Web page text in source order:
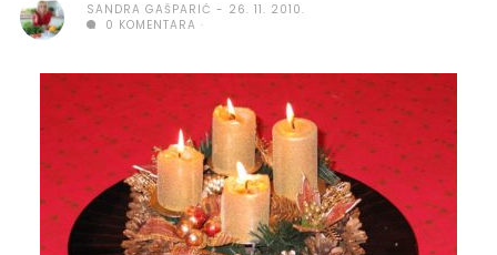
SANDRA GAŠPARIĆ
26. 11. 2010.
0 KOMENTARA